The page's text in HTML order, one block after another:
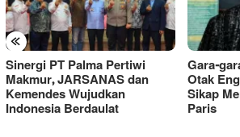
«
Sinergi PT Palma Pertiwi
Makmur, JARSANAS dan
Kemendes Wujudkan
Indonesia Berdaulat
Gara-
Otak
Sikap
Paris